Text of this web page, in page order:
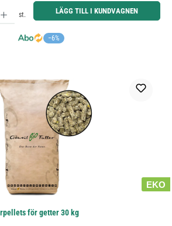
−6%
eller använd knapparna för att öka eller minska kvantiteten.
st. LÄGG TILL I KUNDVAGNEN
EKO
för getter 30 kg